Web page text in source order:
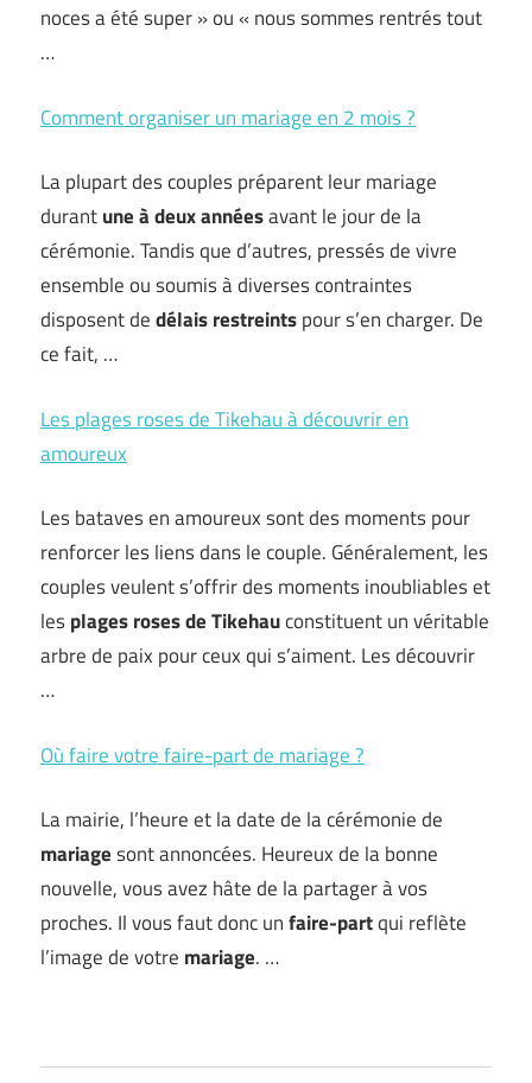
noces a été super » ou « nous sommes rentrés tout
…
Comment organiser un mariage en 2 mois ?
La plupart des couples préparent leur mariage
durantune à deux annéesavant le jour de la
cérémonie. Tandis que d’autres, pressés de vivre
ensemble ou soumis à diverses contraintes
disposent dedélais restreintspour s’en charger. De
ce fait, …
Les plages roses de Tikehau à découvrir en
amoureux
Les bataves en amoureux sont des moments pour
renforcer les liens dans le couple. Généralement, les
couples veulent s’offrir des moments inoubliables et
lesplages roses de Tikehauconstituent un véritable
arbre de paix pour ceux qui s’aiment. Les découvrir
…
Où faire votre faire-part de mariage ?
La mairie, l’heure et la date de la cérémonie de
mariagesont annoncées. Heureux de la bonne
nouvelle, vous avez hâte de la partager à vos
proches. Il vous faut donc unfaire-partqui reflète
l’image de votre mariage. …